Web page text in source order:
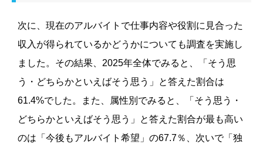
次に、現在のアルバイトで仕事内容や役割に見合った
収入が得られているかどうかについても調査を実施し
ました。その結果、2025年全体でみると、「そう思
う・どちらかといえばそう思う」と答えた割合は
61.4%でした。また、属性別でみると、「そう思う・
どちらかといえばそう思う」と答えた割合が最も高い
のは「今後もアルバイト希望」の67.7％、次いで「独